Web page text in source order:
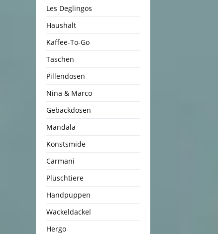
Les Deglingos
Haushalt
Kaffee-To-Go
Taschen
Pillendosen
Nina & Marco
Gebäckdosen
Mandala
Konstsmide
Carmani
Plüschtiere
Handpuppen
Wackeldackel
Hergo